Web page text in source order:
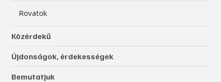
Rovatok
Közérdekű
Újdonságok, érdekességek
Bemutatjuk